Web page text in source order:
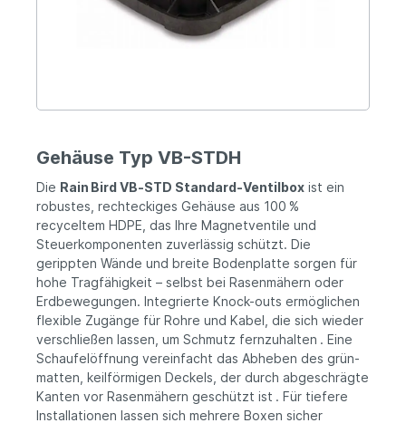
Gehäuse Typ VB-STDH
Die Rain Bird VB‑STD Standard-Ventilbox ist ein
robustes, rechteckiges Gehäuse aus 100 %
recyceltem HDPE, das Ihre Magnetventile und
Steuerkomponenten zuverlässig schützt. Die
gerippten Wände und breite Bodenplatte sorgen für
hohe Tragfähigkeit – selbst bei Rasenmähern oder
Erdbewegungen. Integrierte Knock-outs ermöglichen
flexible Zugänge für Rohre und Kabel, die sich wieder
verschließen lassen, um Schmutz fernzuhalten . Eine
Schaufelöffnung vereinfacht das Abheben des grün-
matten, keilförmigen Deckels, der durch abgeschrägte
Kanten vor Rasenmähern geschützt ist . Für tiefere
Installationen lassen sich mehrere Boxen sicher